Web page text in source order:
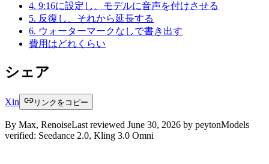
4. 9:16に設定し、モデルに音声を付けさせる
5. 反復し、それから延長する
6. ウォーターマークなしで書き出す
費用はどれくらい
シェア
Xin リンクをコピー
By Max, RenoiseLast reviewed June 30, 2026 by peytonModels
verified: Seedance 2.0, Kling 3.0 Omni